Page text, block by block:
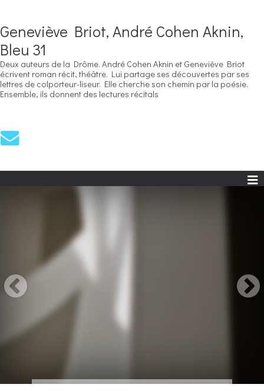
Geneviève Briot, André Cohen Aknin,
Bleu 31
Deux auteurs de la Drôme. André Cohen Aknin et Geneviève Briot
écrivent roman récit, théâtre. Lui partage ses découvertes par ses
lettres de colporteur-liseur. Elle cherche son chemin par la poésie.
Ensemble, ils donnent des lectures récitals